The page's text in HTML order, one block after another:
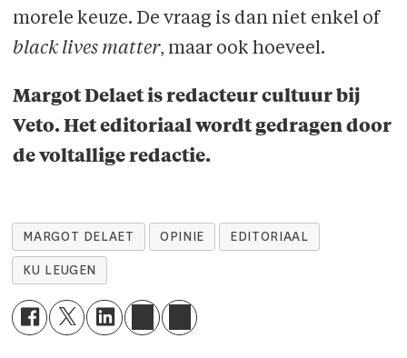
morele keuze. De vraag is dan niet enkel of
black lives matter, maar ook hoeveel.
Margot Delaet is redacteur cultuur bij
Veto. Het editoriaal wordt gedragen door
de voltallige redactie.
MARGOT DELAET OPINIE EDITORIAAL
KU LEUGEN